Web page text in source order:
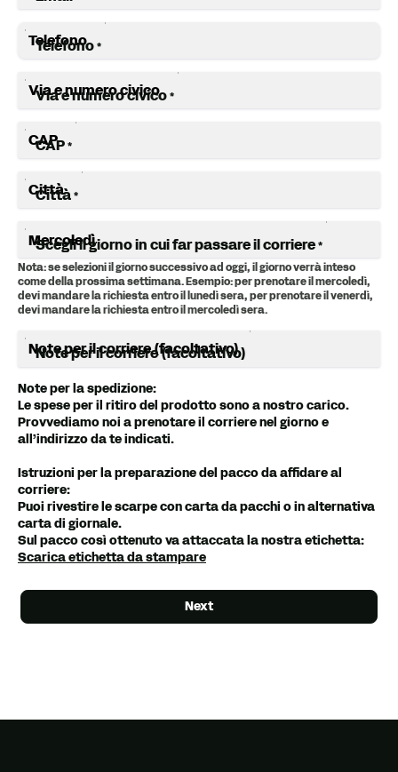
Telefono*
Via e numero civico*
CAP*
Città*
Scegli il giorno in cui far passare il corriere*
Nota: se selezioni il giorno successivo ad oggi, il giorno verrà inteso
come della prossima settimana. Esempio: per prenotare il mercoledì,
devi mandare la richiesta entro il lunedì sera, per prenotare il venerdì,
devi mandare la richiesta entro il mercoledì sera.
Note per il corriere (facoltativo)
Note per la spedizione:
Le spese per il ritiro del prodotto sono a nostro carico.
Provvediamo noi a prenotare il corriere nel giorno e
all’indirizzo da te indicati.
Istruzioni per la preparazione del pacco da affidare al
corriere:
Puoi rivestire le scarpe con carta da pacchi o in alternativa
carta di giornale.
Sul pacco così ottenuto va attaccata la nostra etichetta:
Scarica etichetta da stampare
Next